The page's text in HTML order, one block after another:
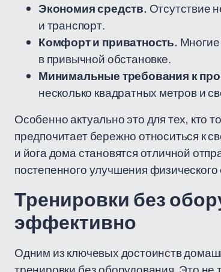
Экономия средств. Отсутствие
и транспорт.
Комфорт и приватность.
в привычной обстановке.
Минимальные требования к
несколько квадратных метров и
Особенно актуально это для тех, кто
предпочитает бережно относиться к
и йога дома становятся отличной
постепенного улучшения физического
Тренировки без
эффективно
Одним из ключевых достоинств